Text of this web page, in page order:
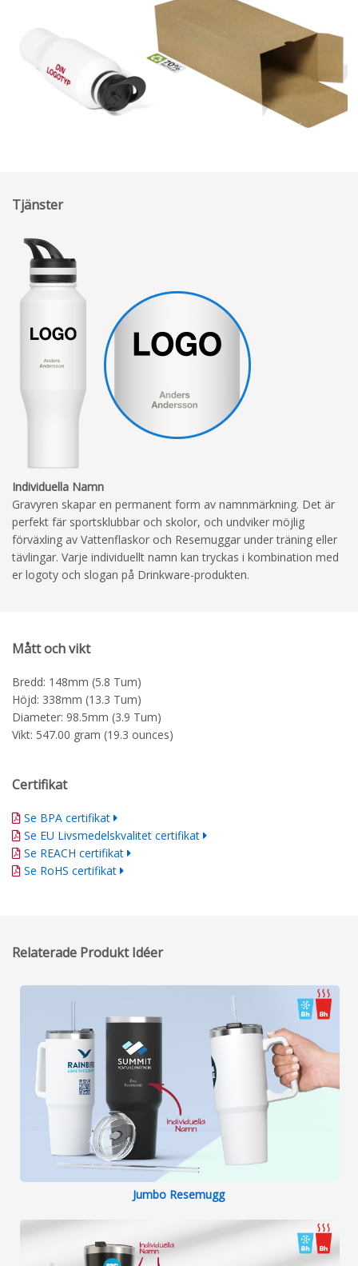
Tjänster
Individuella Namn
Gravyren skapar en permanent form av namnmärkning. Det är
perfekt fär sportsklubbar och skolor, och undviker möjlig
förväxling av Vattenflaskor och Resemuggar under träning eller
tävlingar. Varje individuellt namn kan tryckas i kombination med
er logoty och slogan på Drinkware-produkten.
Mått och vikt
Bredd: 148mm (5.8 Tum)
Höjd: 338mm (13.3 Tum)
Diameter: 98.5mm (3.9 Tum)
Vikt: 547.00 gram (19.3 ounces)
Certifikat
Se BPA certifikat
Se EU Livsmedelskvalitet certifikat
Se REACH certifikat
Se RoHS certifikat
Relaterade Produkt Idéer
Jumbo Resemugg